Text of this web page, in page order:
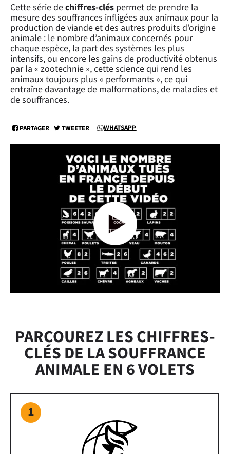
Cette série dechiffres-clés permet de prendre la
mesure des souffrances infligées aux animaux pour la
production de viande et des autres produits d’origine
animale : le nombre d’animaux concernés pour
chaque espèce, la part des systèmes les plus
intensifs, ou encore les gains de productivité obtenus
par la « zootechnie », cette science qui rend les
animaux toujours plus « performants », ce qui
entraîne davantage de malformations, de maladies et
de souffrances.
PARTAGER TWEETER WHATSAPP
PARCOUREZ LES CHIFFRES-
CLÉS DE LA SOUFFRANCE
ANIMALE EN 6 VOLETS
1